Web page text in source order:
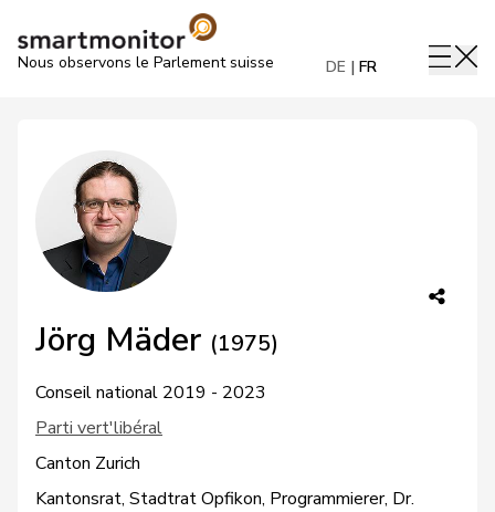
Nous observons le Parlement suisse DE FR
Jörg Mäder (1975)
Conseil national 2019 - 2023
Parti vert'libéral
Canton Zurich
Kantonsrat, Stadtrat Opfikon, Programmierer, Dr.